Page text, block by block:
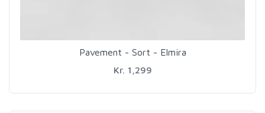
Pavement - Sort - Elmira
Kr. 1,299